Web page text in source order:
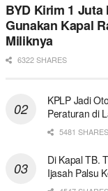
BYD Kirim 1 Juta
Gunakan Kapal
Miliknya
6322 SHARES
KPLP Jadi
Peraturan di
5481 SHARES
Di Kapal TB.
Ijasah Palsu